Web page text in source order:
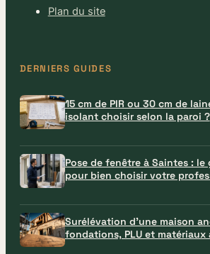
Plan du site
DERNIERS GUIDES
15 cm de PIR ou 30 cm de
isolant choisir selon la paroi ?
Pose de fenêtre à Saintes :
pour bien choisir votre
Surélévation d’une maison
fondations, PLU et matériaux
le chantier